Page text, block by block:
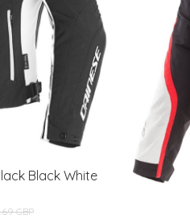
Black White
GBP